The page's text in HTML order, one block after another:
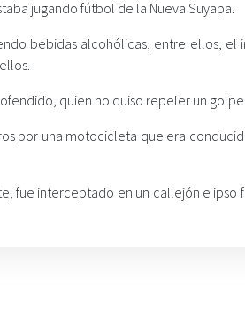
jugando fútbol de la Nueva Suyapa.
bebidas alcohólicas, entre ellos, el
quien no quiso repeler un golpe.
por una motocicleta que era
fue interceptado en un callejón e ipso